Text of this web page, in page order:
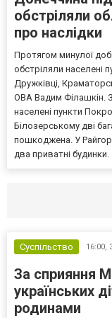
обстріляли
про наслідки
Протягом минулої
обстріляли населені
Дружківці,
ОВА Вадим Філашкін.
населені пункти
Білозерському дві
пошкоджена. У
два приватні
Суспільство 16:00,
За сприяння
українських
родинами